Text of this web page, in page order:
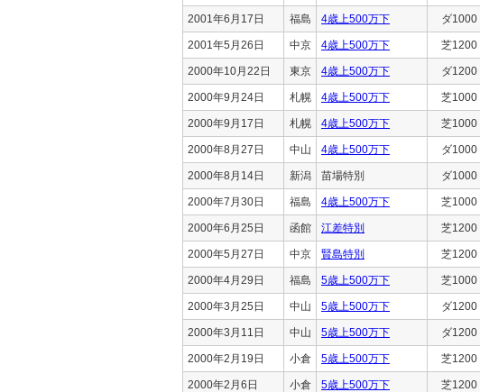
2001年6月17日 福島 4歳上500万下 ダ1000
2001年5月26日 中京 4歳上500万下 芝1200
2000年10月22日 東京 4歳上500万下 ダ1200
2000年9月24日 札幌 4歳上500万下 芝1000
2000年9月17日 札幌 4歳上500万下 芝1000
2000年8月27日 中山 4歳上500万下 ダ1000
2000年8月14日 新潟 苗場特別 ダ1000
2000年7月30日 福島 4歳上500万下 芝1000
2000年6月25日 函館 江差特別 芝1200
2000年5月27日 中京 賢島特別 芝1200
2000年4月29日 福島 5歳上500万下 芝1000
2000年3月25日 中山 5歳上500万下 ダ1200
2000年3月11日 中山 5歳上500万下 ダ1200
2000年2月19日 小倉 5歳上500万下 芝1200
2000年2月6日 小倉 5歳上500万下 芝1200